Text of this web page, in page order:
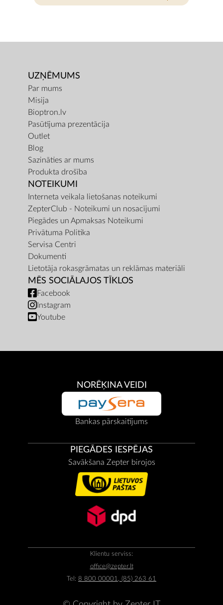
UZŅĒMUMS
Par mums
Misija
Bioptron.lv
Pasūtījuma prezentācija
Outlet
Blog
Sazināties ar mums
Produkta drošība
NOTEIKUMI
Interneta veikala lietošanas noteikumi
ZepterClub - Noteikumi un nosacījumi
Piegādes un Apmaksas Noteikumi
Privātuma Politika
Servisa Centri
Dokumenti
Lietotāja rokasgrāmatas un reklāmas materiāli
MĒS SOCIĀLAJOS TĪKLOS
Facebook
Instagram
Youtube
NORĒĶINA VEIDI
Bankas pārskaitījums
PIEGĀDES IESPĒJAS
Savākšana Zepter birojos
Klientu serviss:
office@zepter.lt
Tel: 8 800 00001, (85) 263 61